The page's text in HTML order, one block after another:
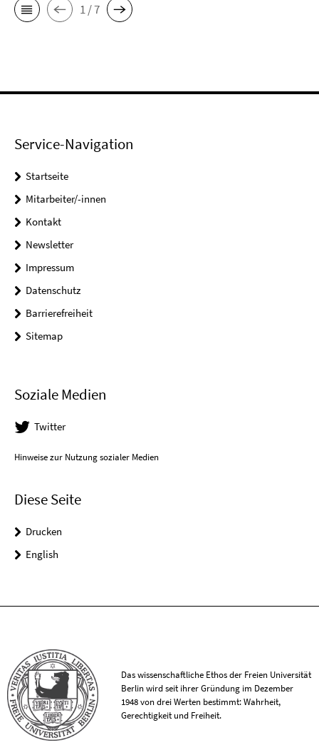
1 / 7
Service-Navigation
Startseite
Mitarbeiter/-innen
Kontakt
Newsletter
Impressum
Datenschutz
Barrierefreiheit
Sitemap
Soziale Medien
Twitter
Hinweise zur Nutzung sozialer Medien
Diese Seite
Drucken
English
Das wissenschaftliche Ethos der Freien Universität
Berlin wird seit ihrer Gründung im Dezember
1948 von drei Werten bestimmt: Wahrheit,
Gerechtigkeit und Freiheit.